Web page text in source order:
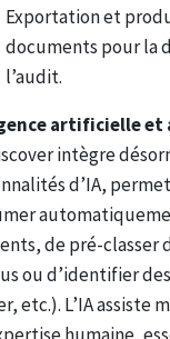
Exportation et
documents pour la
l’audit.
artificielle
intègre
d’IA,
de pré-classer
ou d’identifier
etc.). L’IA assiste